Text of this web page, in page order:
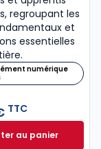
annoté et
regroupant les
et
essentielles
numérique
TTC
au panier
Code pénal 2027,